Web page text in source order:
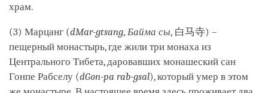
храм.
(3) Марцанг (dMar-gtsang, Байма сы, 白马寺) –
пещерный монастырь, где жили три монаха из
Центрального Тибета, даровавших монашеский сан
Гонпе Рабселу (dGon-pa rab-gsal), который умер в этом